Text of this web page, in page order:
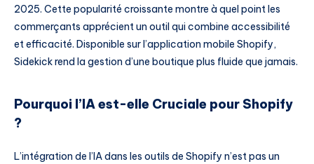
2025. Cette popularité croissante montre à quel point les
commerçants apprécient un outil qui combine accessibilité
et efficacité. Disponible sur l’application mobile Shopify,
Sidekick rend la gestion d’une boutique plus fluide que jamais.
Pourquoi l’IA est-elle Cruciale pour Shopify
?
L’intégration de l’IA dans les outils de Shopify n’est pas un